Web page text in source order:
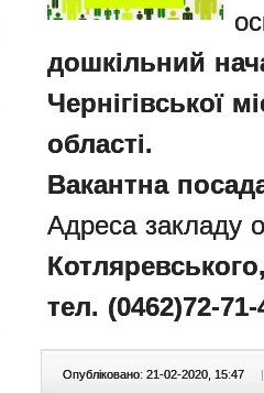
дошкільний
Чернігівської
області.
Вакантна
Адреса закладу
тел. (0462)72-71-
Опубліковано: 21-02-2020, 15:47 |